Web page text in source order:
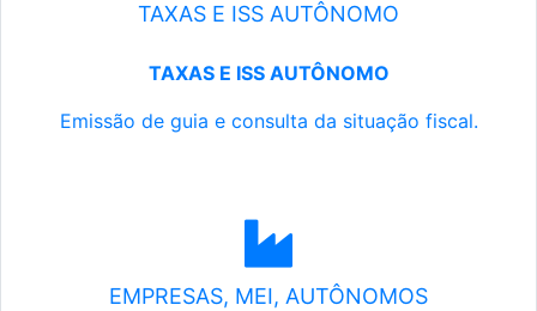
TAXAS E ISS AUTÔNOMO
TAXAS E ISS AUTÔNOMO
Emissão de guia e consulta da situação fiscal.
EMPRESAS, MEI, AUTÔNOMOS